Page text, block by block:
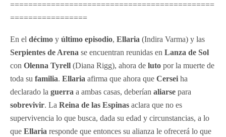
=============================================
=================
En el décimo y último episodio, Ellaria (Indira Varma) y las
Serpientes de Arena se encuentran reunidas en Lanza de Sol
con Olenna Tyrell (Diana Rigg), ahora de luto por la muerte de
toda su familia. Ellaria afirma que ahora que Cersei ha
declarado la guerra a ambas casas, deberían aliarse para
sobrevivir. La Reina de las Espinas aclara que no es
supervivencia lo que busca, dada su edad y circunstancias, a lo
que Ellaria responde que entonces su alianza le ofrecerá lo que